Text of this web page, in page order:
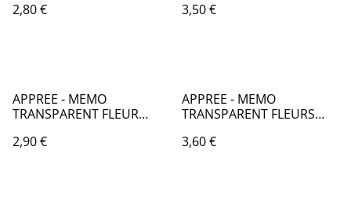
2,80 €
3,50 €
APPREE - MEMO
TRANSPARENT FLEUR
2,90 €
APPREE - MEMO
TRANSPARENT FLEURS
3,60 €